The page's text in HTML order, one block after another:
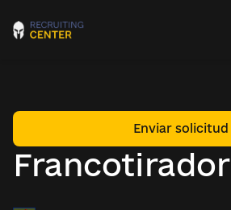
Francotirador
Enviar solicitud